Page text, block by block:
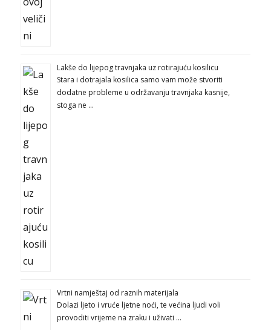
Lakše do lijepog travnjaka uz rotirajuću kosilicu
Stara i dotrajala kosilica samo vam može stvoriti
dodatne probleme u održavanju travnjaka kasnije,
stoga ne …
Vrtni namještaj od raznih materijala
Dolazi ljeto i vruće ljetne noći, te većina ljudi voli
provoditi vrijeme na zraku i uživati …